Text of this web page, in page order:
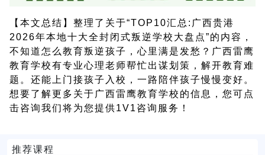
【本文总结】整理了关于“TOP10汇总:广西贵港
2026年本地十大全封闭式叛逆学校大盘点”的内容，
不知道怎么教育叛逆孩子，心里满是发愁？广西雷鹰
教育学校有专业心理老师帮忙出谋划策，解开教育难
题。还能上门接孩子入校，一路陪伴孩子慢慢变好。
想要了解更多关于广西雷鹰教育学校的信息，您可点
击咨询我们将为您提供1V1咨询服务！
推荐课程